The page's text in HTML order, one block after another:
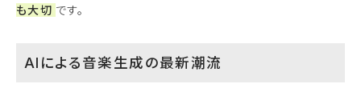
も大切 です。
AIによる音楽生成の最新潮流